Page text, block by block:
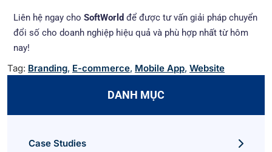
Liên hệ ngay cho SoftWorld để được tư vấn giải pháp chuyển
đổi số cho doanh nghiệp hiệu quả và phù hợp nhất từ hôm
nay!
Tag: Branding, E-commerce, Mobile App, Website
DANH MỤC
Case Studies